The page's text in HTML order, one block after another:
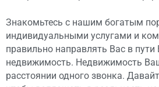
Знакомьтесь с нашим богатым
индивидуальными услугами и
правильно направлять Вас в
недвижимость. Недвижимость
расстоянии одного звонка.